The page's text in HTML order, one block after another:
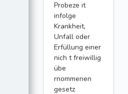
Probeze it
infolge
Krankheit,
Unfall oder
Erfüllung einer
nich t freiwillig
übe
rnommenen
gesetz